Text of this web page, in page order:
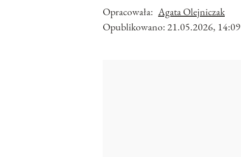
Opracowała: Agata Olejniczak
Opublikowano:21.05.2026, 14:09